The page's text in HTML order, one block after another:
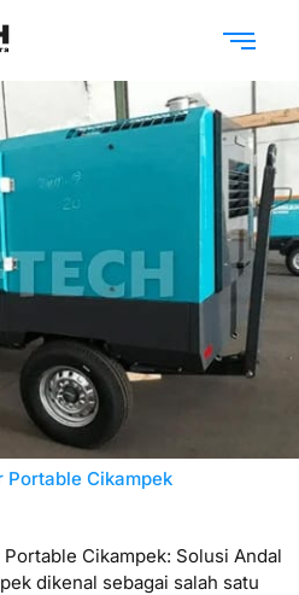
Portable Cikampek
Cikampek: Solusi Andal
dikenal sebagai salah satu